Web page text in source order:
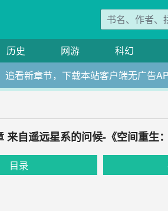
历史 网游 科幻
追看新章节，下载本站客户端无广告
来自遥远星系的问候-《空间重生
目录